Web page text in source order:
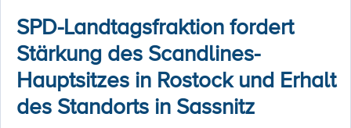
SPD-Landtagsfraktion fordert
Stärkung des Scandlines-
Hauptsitzes in Rostock und Erhalt
des Standorts in Sassnitz